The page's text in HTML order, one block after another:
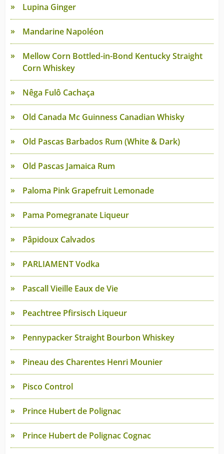
Lupina Ginger
Mandarine Napoléon
Mellow Corn Bottled-in-Bond Kentucky Straight
Corn Whiskey
Nêga Fulô Cachaça
Old Canada Mc Guinness Canadian Whisky
Old Pascas Barbados Rum (White & Dark)
Old Pascas Jamaica Rum
Paloma Pink Grapefruit Lemonade
Pama Pomegranate Liqueur
Pâpidoux Calvados
PARLIAMENT Vodka
Pascall Vieille Eaux de Vie
Peachtree Pfirsisch Liqueur
Pennypacker Straight Bourbon Whiskey
Pineau des Charentes Henri Mounier
Pisco Control
Prince Hubert de Polignac
Prince Hubert de Polignac Cognac